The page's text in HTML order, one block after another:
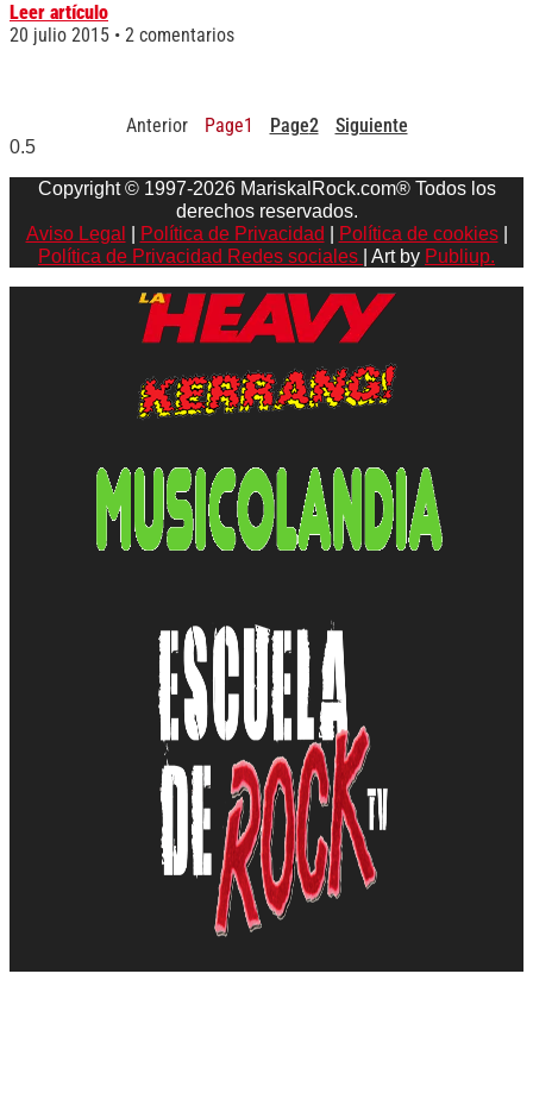
Leer artículo
20 julio 2015
2 comentarios
Anterior Page1 Page2 Siguiente
Copyright © 1997-2026 MariskalRock.com® Todos los
derechos reservados.
Aviso Legal
Política de Privacidad Política de cookies|
Política de Privacidad Redes sociales
| Art by Publiup.